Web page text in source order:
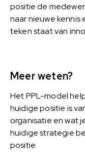
positie de
naar nieuwe kennis
teken staat van
Meer weten?
Het PPL-model
huidige positie is
organisatie en wat
huidige strategie
positie.